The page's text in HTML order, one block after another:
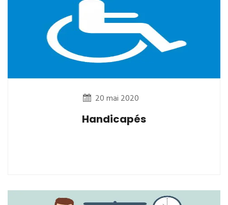
20 mai 2020
Handicapés